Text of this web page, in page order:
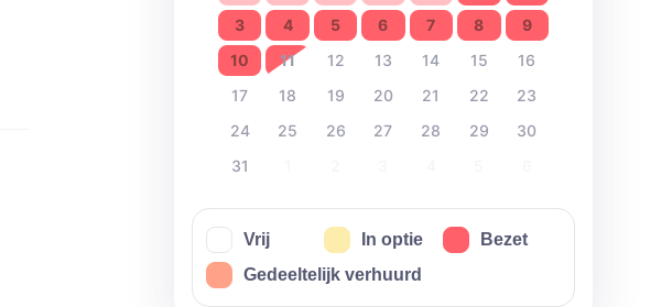
3
4 5 6 7 8
9
10
11 12 13 14 15
16
17
18 19 20 21 22
23
24
25 26 27 28 29
30
31
Vrij In optie
Bezet
Gedeeltelijk verhuurd